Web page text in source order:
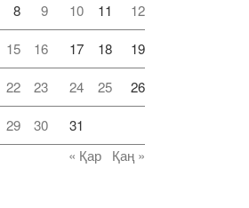
8 9 10 11 12
15 16 17 18 19
22 23 24 25 26
29 30
31
« Қар
Қаң »